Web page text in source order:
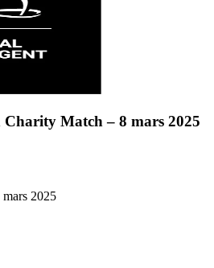
Charity Match – 8 mars 2025
2025